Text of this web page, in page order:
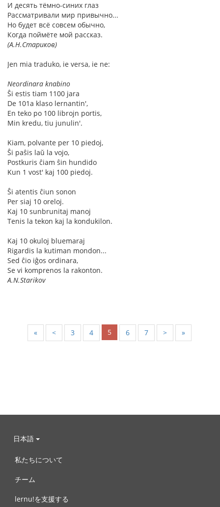
И десять тёмно-синих глаз
Рассматривали мир привычно...
Но будет всё совсем обычно,
Когда поймёте мой рассказ.
(А.Н.Стариков)
Jen mia traduko, ie versa, ie ne:
Neordinara knabino
Ŝi estis tiam 1100 jara
De 101a klaso lernantin',
En teko po 100 librojn portis,
Min kredu, tiu junulin'.
Kiam, polvantе per 10 piedoj,
Ŝi paŝis laŭ la vojo,
Postkuris ĉiam ŝin hundido
Kun 1 vost' kaj 100 piedoj.
Ŝi atentis ĉiun sonon
Per siaj 10 oreloj.
Kaj 10 sunbrunitaj manoj
Tenis la tekon kaj la kondukilon.
Kaj 10 okuloj bluemaraj
Rigardis la kutiman mondon...
Sed ĉio iĝos ordinara,
Se vi komprenos la rakonton.
A.N.Starikov
« < 3 4 5 6 7 > »
日本語
私たちについて
チーム
lernu!を支援する